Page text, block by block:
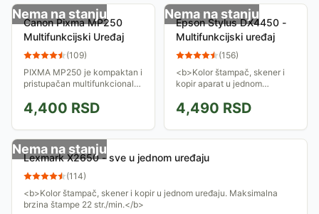
Nema na stanju
Canon Pixma MP250
Multifunkcijski Uređaj
(109)
PIXMA MP250 je kompaktan i
pristupačan multifunkcionalni
korišćenje.
4,400 RSD
Nema na stanju
Epson Stylus DX4450 -
Multifunkcijski uređaj
(156)
<b>Kolor štampač, skener i
kopir aparat u jednom
štampe 25 str./min.
maksimalna brzina kopiranja
stranice 4 sekunde.</b>...
4,490 RSD
Nema na stanju
Lexmark X2650 - sve u jednom uređaju
(114)
<b>Kolor štampač, skener i kopir u jednom uređaju. Maksimalna
brzina štampe 22 str./min.</b>